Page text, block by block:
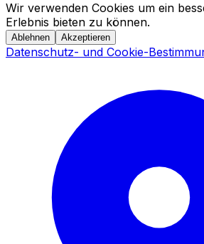
Wir verwenden Cookies um ein
Erlebnis bieten zu können.
Ablehnen Akzeptieren
Datenschutz- und Cookie-